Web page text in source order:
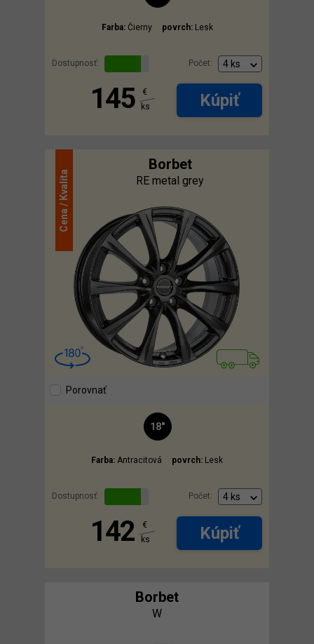
Farba: Čierny povrch: Lesk
Dostupnosť: Počet:
145
€
ks
Kúpiť
Borbet
RE metal grey
Cena /
Kvalita
Porovnať
18"
Farba: Antracitová povrch: Lesk
Dostupnosť: Počet:
142
€
ks
Kúpiť
Borbet
W